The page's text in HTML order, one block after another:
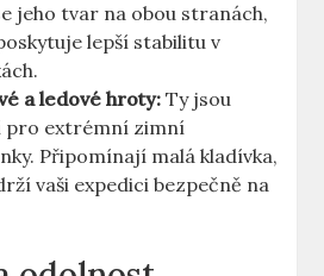
jeho tvar na obou stranách,
lepší stabilitu v
a ledové hroty: Ty jsou
pro extrémní zimní
Připomínají malá kladívka,
vaši expedici bezpečně na